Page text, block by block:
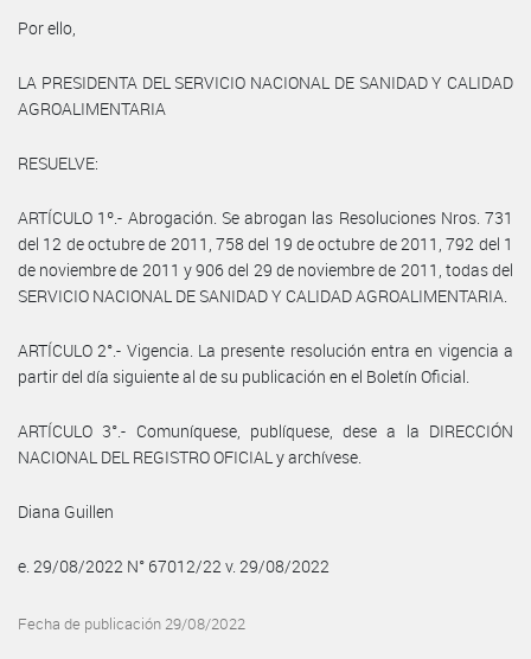
Por ello,
LA PRESIDENTA DEL SERVICIO NACIONAL DE SANIDAD Y CALIDAD
AGROALIMENTARIA
RESUELVE:
ARTÍCULO 1º.- Abrogación. Se abrogan las Resoluciones Nros. 731
del 12 de octubre de 2011, 758 del 19 de octubre de 2011, 792 del 1
de noviembre de 2011 y 906 del 29 de noviembre de 2011, todas del
SERVICIO NACIONAL DE SANIDAD Y CALIDAD AGROALIMENTARIA.
ARTÍCULO 2°.- Vigencia. La presente resolución entra en vigencia a
partir del día siguiente al de su publicación en el Boletín Oficial.
ARTÍCULO 3°.- Comuníquese, publíquese, dese a la DIRECCIÓN
NACIONAL DEL REGISTRO OFICIAL y archívese.
Diana Guillen
e. 29/08/2022 N° 67012/22 v. 29/08/2022
Fecha de publicación 29/08/2022